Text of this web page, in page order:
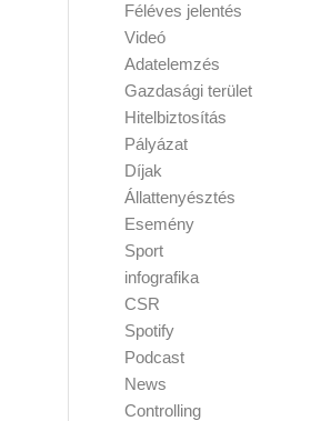
Féléves jelentés
Videó
Adatelemzés
Gazdasági terület
Hitelbiztosítás
Pályázat
Díjak
Állattenyésztés
Esemény
Sport
infografika
CSR
Spotify
Podcast
News
Controlling